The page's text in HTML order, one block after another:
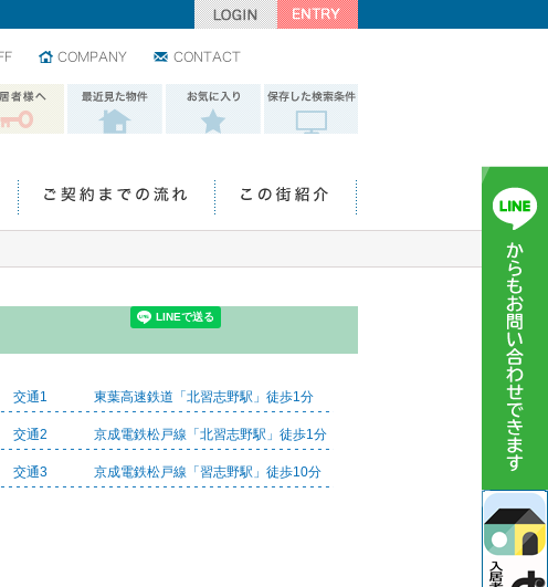
ご契約までの流れ この街紹介
交通1 東葉高速鉄道「北習志野駅」徒歩1分
交通2 京成電鉄松戸線「北習志野駅」徒歩1分
交通3 京成電鉄松戸線「習志野駅」徒歩10分